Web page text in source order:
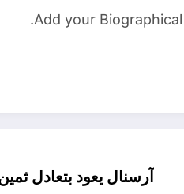
Add your
آرسنال يعود بتعادل